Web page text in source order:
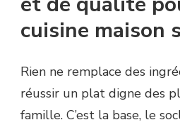
cuisine maison
Rien ne remplace des
réussir un plat digne des
famille. C’est la base, le